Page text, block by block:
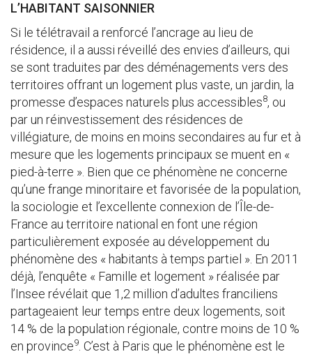
L’HABITANT SAISONNIER
Si le télétravail a renforcé l’ancrage au lieu de
résidence, il a aussi réveillé des envies d’ailleurs, qui
se sont traduites par des déménagements vers des
territoires offrant un logement plus vaste, un jardin, la
promesse d’espaces naturels plus accessibles8, ou
par un réinvestissement des résidences de
villégiature, de moins en moins secondaires au fur et à
mesure que les logements principaux se muent en «
pied-à-terre ». Bien que ce phénomène ne concerne
qu’une frange minoritaire et favorisée de la population,
la sociologie et l’excellente connexion de l’Île-de-
France au territoire national en font une région
particulièrement exposée au développement du
phénomène des « habitants à temps partiel ». En 2011
déjà, l’enquête « Famille et logement » réalisée par
l’Insee révélait que 1,2 million d’adultes franciliens
partageaient leur temps entre deux logements, soit
14 % de la population régionale, contre moins de 10 %
en province9 . C’est à Paris que le phénomène est le